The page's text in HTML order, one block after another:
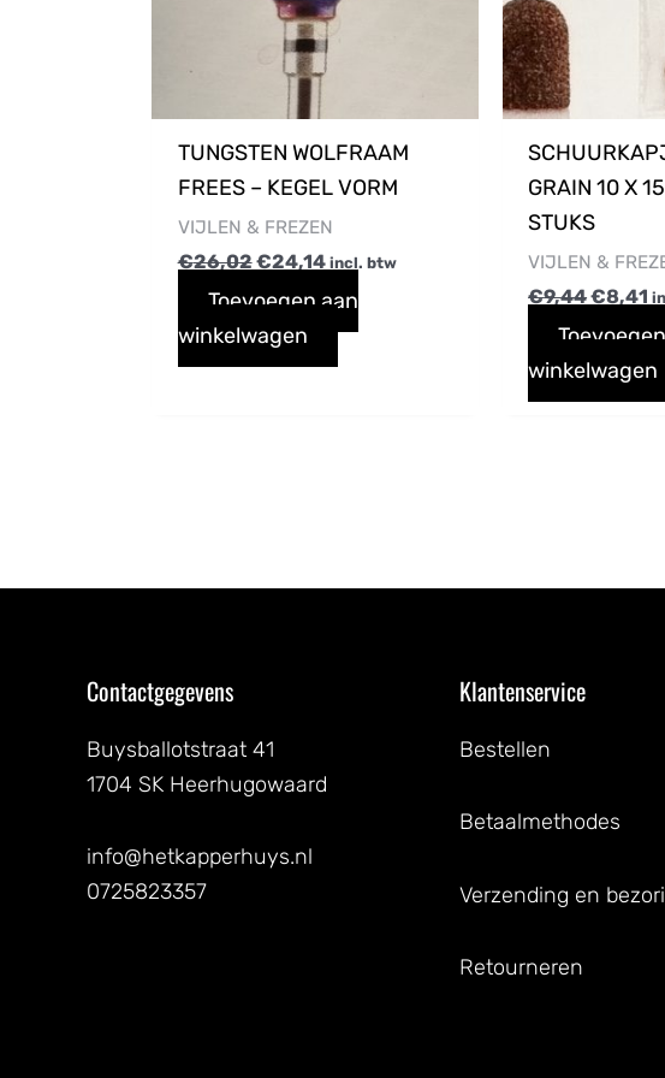
TUNGSTEN WOLFRAAM
FREES – KEGEL VORM
VIJLEN & FREZEN
€26,02€24,14 incl. btw
Toevoegen aan
winkelwagen
GRAIN 10 X
STUKS
VIJLEN &
€9,44€8,41
winkelwagen
Contactgegevens
Buysballotstraat 41
1704 SK Heerhugowaard
info@hetkapperhuys.nl
0725823357
Klantenservice
Bestellen
Betaalmethodes
Verzending en
Retourneren